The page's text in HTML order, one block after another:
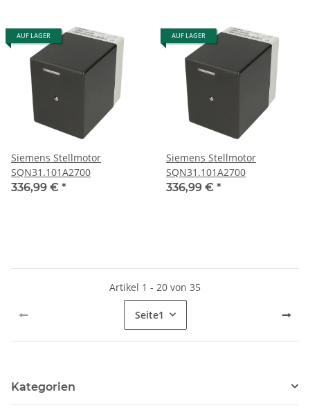
AUF LAGER
Siemens Stellmotor
SQN31.101A2700
336,99 € *
AUF LAGER
Siemens Stellmotor
SQN31.101A2700
336,99 € *
Artikel 1 - 20 von 35
Seite1
Kategorien